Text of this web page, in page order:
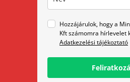
Hozzájárulok, hogy a
Kft számomra hírlevelet
Adatkezelési tájékoztató